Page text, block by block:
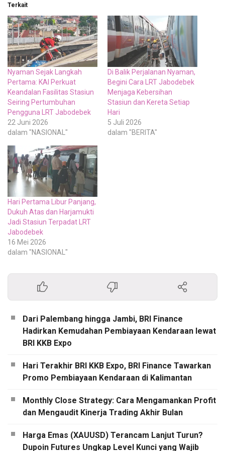
Terkait
Nyaman Sejak Langkah
Pertama: KAI Perkuat
Keandalan Fasilitas Stasiun
Seiring Pertumbuhan
Pengguna LRT Jabodebek
22 Juni 2026
dalam "NASIONAL"
Di Balik Perjalanan Nyaman,
Begini Cara LRT Jabodebek
Menjaga Kebersihan
Stasiun dan Kereta Setiap
Hari
5 Juli 2026
dalam "BERITA"
Hari Pertama Libur Panjang,
Dukuh Atas dan Harjamukti
Jadi Stasiun Terpadat LRT
Jabodebek
16 Mei 2026
dalam "NASIONAL"
Dari Palembang hingga Jambi, BRI Finance
Hadirkan Kemudahan Pembiayaan Kendaraan lewat
BRI KKB Expo
Hari Terakhir BRI KKB Expo, BRI Finance Tawarkan
Promo Pembiayaan Kendaraan di Kalimantan
Monthly Close Strategy: Cara Mengamankan Profit
dan Mengaudit Kinerja Trading Akhir Bulan
Harga Emas (XAUUSD) Terancam Lanjut Turun?
Dupoin Futures Ungkap Level Kunci yang Wajib